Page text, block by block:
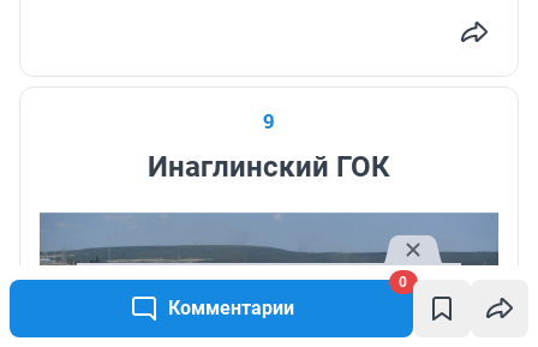
Комментарии
0
9
Инаглинский ГОК